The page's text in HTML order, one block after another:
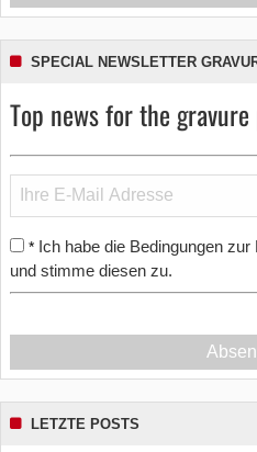
SPECIAL NEWSLETTER
Top news for the
* Ich habe die Bedingungen
und stimme diesen zu.
LETZTE POSTS